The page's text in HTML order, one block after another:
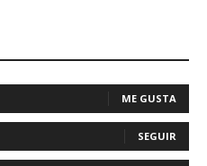
ME GUSTA
SEGUIR